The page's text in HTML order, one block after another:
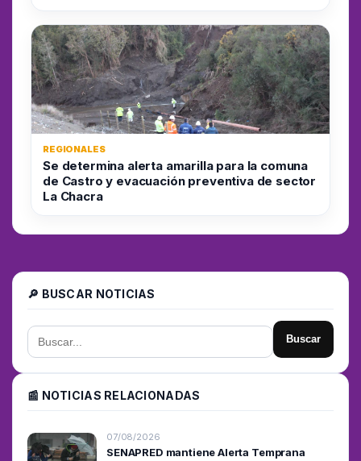
REGIONALES
Se determina alerta amarilla para la comuna
de Castro y evacuación preventiva de sector
La Chacra
🔎 BUSCAR NOTICIAS
Buscar
📰 NOTICIAS RELACIONADAS
07/08/2026
SENAPRED mantiene Alerta Temprana